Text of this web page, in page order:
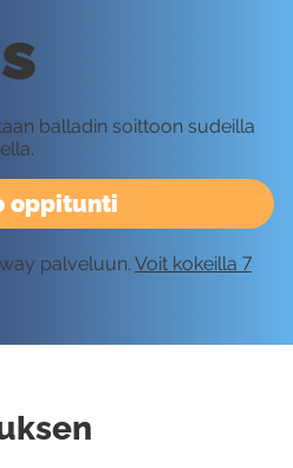
oppitunti
balladin soittoon sudeilla
palveluun. Voit kokeilla 7